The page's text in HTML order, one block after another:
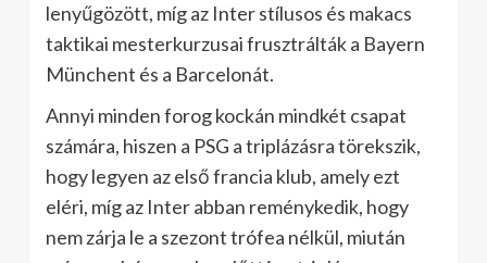
lenyűgözött, míg az Inter stílusos és makacs
taktikai mesterkurzusai frusztrálták a Bayern
Münchent és a Barcelonát.
Annyi minden forog kockán mindkét csapat
számára, hiszen a PSG a triplázásra törekszik,
hogy legyen az első francia klub, amely ezt
eléri, míg az Inter abban reménykedik, hogy
nem zárja le a szezont trófea nélkül, miután